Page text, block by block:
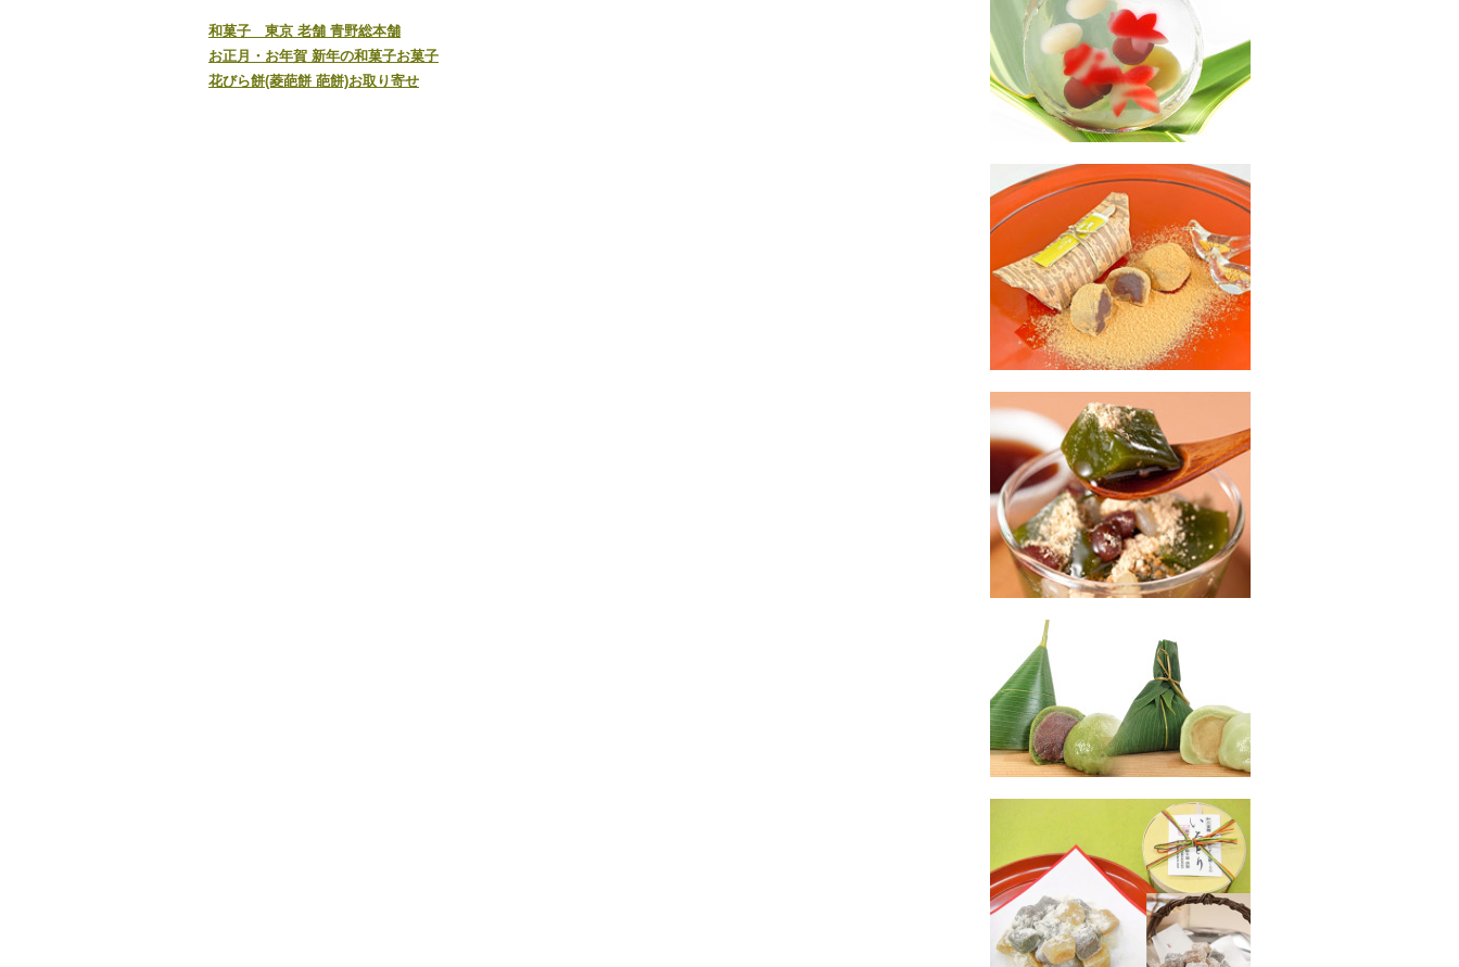
和菓子 東京 老舗 青野総本舗
お正月・お年賀 新年の和菓子お菓子
花びら餅(菱葩餅 葩餅)お取り寄せ